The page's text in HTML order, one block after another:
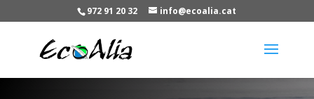
972 91 20 32 info@ecoalia.cat